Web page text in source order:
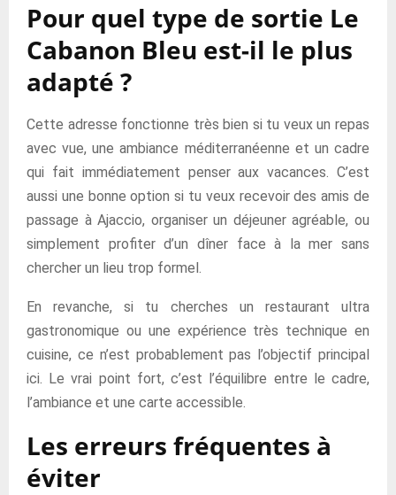
Pour quel type de sortie Le
Cabanon Bleu est-il le plus
adapté ?
Cette adresse fonctionne très bien si tu veux un repas
avec vue, une ambiance méditerranéenne et un cadre
qui fait immédiatement penser aux vacances. C’est
aussi une bonne option si tu veux recevoir des amis de
passage à Ajaccio, organiser un déjeuner agréable, ou
simplement profiter d’un dîner face à la mer sans
chercher un lieu trop formel.
En revanche, si tu cherches un restaurant ultra
gastronomique ou une expérience très technique en
cuisine, ce n’est probablement pas l’objectif principal
ici. Le vrai point fort, c’est l’équilibre entre le cadre,
l’ambiance et une carte accessible.
Les erreurs fréquentes à
éviter